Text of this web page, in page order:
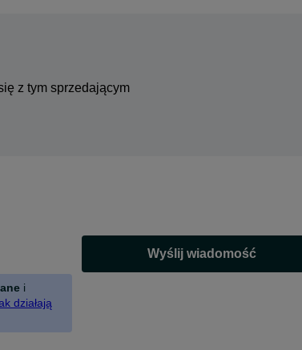
z tym sprzedającym
i
działają
Wyślij wiadomość